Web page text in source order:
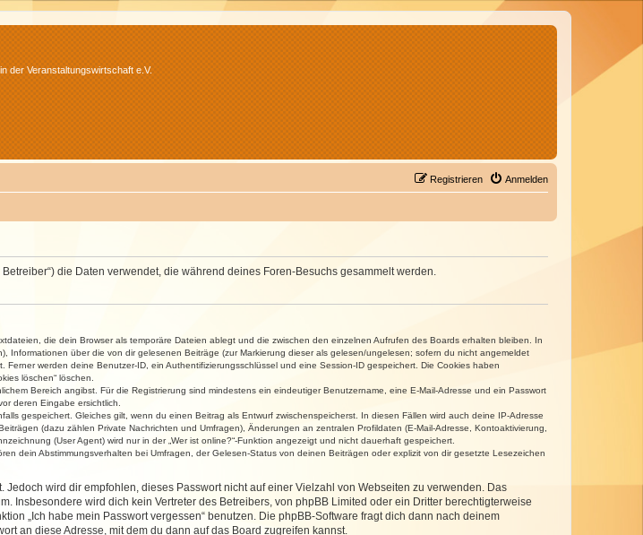
der Veranstaltungswirtschaft e.V.
Anmelden
Registrieren
die Daten verwendet, die während deines Foren-Besuchs gesammelt werden.
die dein Browser als temporäre Dateien ablegt und die zwischen den einzelnen Aufrufen des Boards erhalten bleiben. In
über die von dir gelesenen Beiträge (zur Markierung dieser als gelesen/ungelesen; sofern du nicht angemeldet
werden deine Benutzer-ID, ein Authentifizierungsschlüssel und eine Session-ID gespeichert. Die Cookies haben
löschen“ löschen.
Bereich angibst. Für die Registrierung sind mindestens ein eindeutiger Benutzername, eine E-Mail-Adresse und ein Passwort
deren Eingabe ersichtlich.
gespeichert. Gleiches gilt, wenn du einen Beitrag als Entwurf zwischenspeicherst. In diesen Fällen wird auch deine IP-Adresse
(dazu zählen Private Nachrichten und Umfragen), Änderungen an zentralen Profildaten (E-Mail-Adresse, Kontoaktivierung,
(User Agent) wird nur in der „Wer ist online?“-Funktion angezeigt und nicht dauerhaft gespeichert.
dein Abstimmungsverhalten bei Umfragen, der Gelesen-Status von deinen Beiträgen oder explizit von dir gesetzte Lesezeichen
wird dir empfohlen, dieses Passwort nicht auf einer Vielzahl von Webseiten zu verwenden. Das
Insbesondere wird dich kein Vertreter des Betreibers, von phpBB Limited oder ein Dritter berechtigterweise
„Ich habe mein Passwort vergessen“ benutzen. Die phpBB-Software fragt dich dann nach deinem
an diese Adresse, mit dem du dann auf das Board zugreifen kannst.